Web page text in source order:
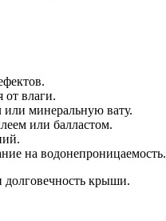
от влаги.
минеральную вату.
или балластом.
на водонепроницаемость.
долговечность крыши.